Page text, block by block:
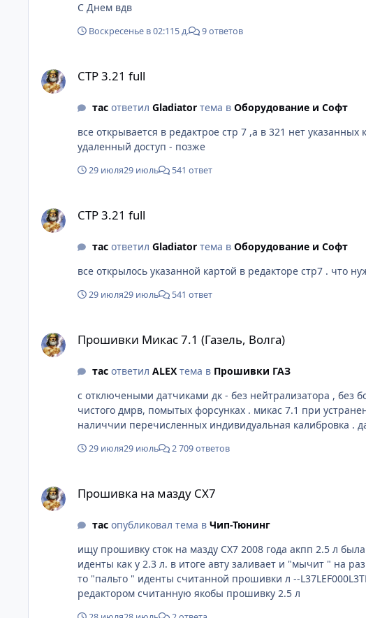
С Днем вдв
Воскресенье в 02:115 д. 9 ответов
CTP 3.21 full
тасответил Gladiatorтема в Оборудование и Cофт
все открывается в редактрое стр 7 ,а в 321 нет
удаленный доступ - позже
29 июля29 июль 541 ответ
CTP 3.21 full
тасответил Gladiatorтема в Оборудование и Cофт
все открылось указанной картой в редакторе стр7 . что
29 июля29 июль 541 ответ
Прошивки Микас 7.1 (Газель, Волга)
тасответил ALEXтема в Прошивки ГАЗ
с отключеными датчиками дк - без нейтрализатора , без
чистого дмрв, помытых форсунках . микас 7.1 при устранении выше изложенного позволяет настроить динамику авто с диагностического оборудования и при
наличчии перечисленных индивидуальная калибровка .
29 июля29 июль 2 709 ответов
Прошивка на мазду СХ7
тасопубликовал тема в Чип-Тюнинг
ищу прошивку сток на мазду СХ7 2008 года акпп 2.5 л
иденты как у 2.3 л. в итоге авту заливает и "мычит " на разгоне , динамика отсутствует почистили форсунки
то "пальто " иденты считанной прошивки л --
редактором считанную якобы прошивку 2.5 л